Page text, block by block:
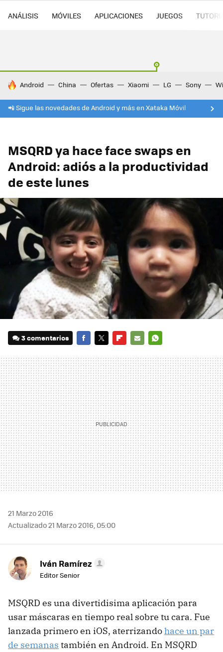
ANÁLISIS MÓVILES APLICACIONES JUEGOS
HOY SE HABLA DE
Android China Ofertas Xiaomi LG Sony
📲 Sigue las novedades de Android y más en Xataka Móvil
MSQRD ya hace face swaps en
Android: adiós a la productividad
de este lunes
3 comentarios
MAIL
21 Marzo 2016
Actualizado 21 Marzo 2016, 05:00
Iván Ramírez
Editor Senior
MSQRD es una divertidisima aplicación para
usar máscaras en tiempo real sobre tu cara. Fue
lanzada primero en iOS, aterrizandohace un par
de semanas también en Android. En MSQRD